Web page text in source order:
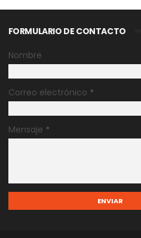
FORMULARIO DE CONTACTO
Nombre
Correo electrónico *
Mensaje *